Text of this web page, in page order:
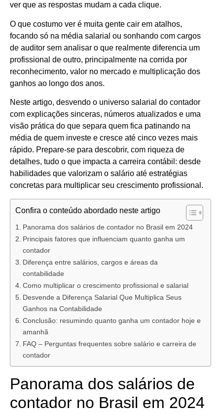
ver que as respostas mudam a cada clique.
O que costumo ver é muita gente cair em atalhos,
focando só na média salarial ou sonhando com cargos
de auditor sem analisar o que realmente diferencia um
profissional de outro, principalmente na corrida por
reconhecimento, valor no mercado e multiplicação dos
ganhos ao longo dos anos.
Neste artigo, desvendo o universo salarial do contador
com explicações sinceras, números atualizados e uma
visão prática do que separa quem fica patinando na
média de quem investe e cresce até cinco vezes mais
rápido. Prepare-se para descobrir, com riqueza de
detalhes, tudo o que impacta a carreira contábil: desde
habilidades que valorizam o salário até estratégias
concretas para multiplicar seu crescimento profissional.
Confira o conteúdo abordado neste artigo
Panorama dos salários de contador no Brasil em 2024
Principais fatores que influenciam quanto ganha um
contador
Diferença entre salários, cargos e áreas da
contabilidade
Como multiplicar o crescimento profissional e salarial
Desvende a Diferença Salarial Que Multiplica Seus
Ganhos na Contabilidade
Conclusão: resumindo quanto ganha um contador hoje e
amanhã
FAQ – Perguntas frequentes sobre salário e carreira de
contador
Panorama dos salários de
contador no Brasil em 2024